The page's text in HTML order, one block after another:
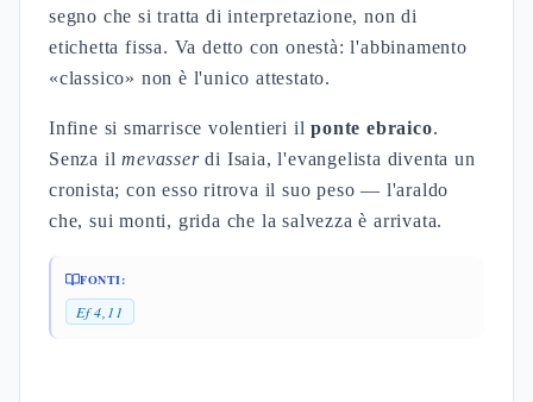
segno che si tratta di interpretazione, non di
etichetta fissa. Va detto con onestà: l'abbinamento
«classico» non è l'unico attestato.
Infine si smarrisce volentieri ilponte ebraico.
Senza ilmevasserdi Isaia, l'evangelista diventa un
cronista; con esso ritrova il suo peso — l'araldo
che, sui monti, grida che la salvezza è arrivata.
FONTI:
Ef 4,11